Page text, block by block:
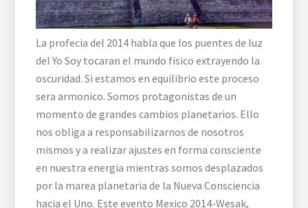
La profecia del 2014 habla que los puentes de luz
del Yo Soy tocaran el mundo fisico extrayendo la
oscuridad. Si estamos en equilibrio este proceso
sera armonico. Somos protagonistas de un
momento de grandes cambios planetarios. Ello
nos obliga a responsabilizarnos de nosotros
mismos y a realizar ajustes en forma consciente
en nuestra energia mientras somos desplazados
por la marea planetaria de la Nueva Consciencia
hacia el Uno. Este evento Mexico 2014-Wesak,